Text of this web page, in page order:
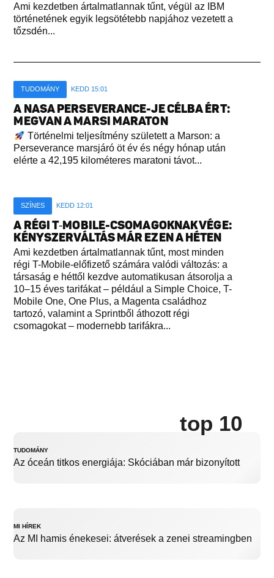
Ami kezdetben ártalmatlannak tűnt, végül az IBM
történetének egyik legsötétebb napjához vezetett a
tőzsdén...
TUDOMÁNY KEDD 15:01
A NASA PERSEVERANCE-JE CÉLBA ÉRT:
MEGVAN A MARSI MARATON
Történelmi teljesítmény született a Marson: a
Perseverance marsjáró öt év és négy hónap után
elérte a 42,195 kilométeres maratoni távot...
SZÍNES KEDD 12:01
A RÉGI T‑MOBILE-CSOMAGOKNAK VÉGE:
KÉNYSZERVÁLTÁS MÁR EZEN A HÉTEN
Ami kezdetben ártalmatlannak tűnt, most minden
régi T-Mobile-előfizető számára valódi változás: a
társaság e héttől kezdve automatikusan átsorolja a
10–15 éves tarifákat – például a Simple Choice, T-
Mobile One, One Plus, a Magenta családhoz
tartozó, valamint a Sprintből áthozott régi
csomagokat – modernebb tarifákra...
top 10
TUDOMÁNY
Az óceán titkos energiája: Skóciában már bizonyított
MI HÍREK
Az MI hamis énekesei: átverések a zenei streamingben